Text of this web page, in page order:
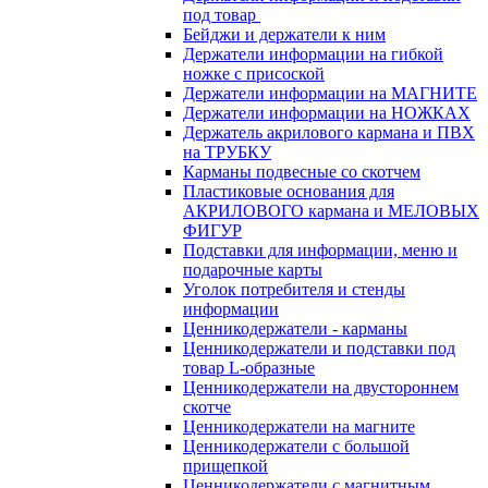
под товар
Бейджи и держатели к ним
Держатели информации на гибкой
ножке с присоской
Держатели информации на МАГНИТЕ
Держатели информации на НОЖКАХ
Держатель акрилового кармана и ПВХ
на ТРУБКУ
Карманы подвесные со скотчем
Пластиковые основания для
АКРИЛОВОГО кармана и МЕЛОВЫХ
ФИГУР
Подставки для информации, меню и
подарочные карты
Уголок потребителя и стенды
информации
Ценникодержатели - карманы
Ценникодержатели и подставки под
товар L-образные
Ценникодержатели на двустороннем
скотче
Ценникодержатели на магните
Ценникодержатели с большой
прищепкой